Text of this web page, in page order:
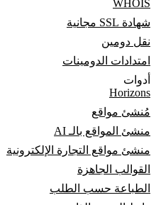
WHOIS
شهادة SSL مجانية
نقل دومين
امتدادات الدومينات
أدوات
Horizons
مُنشئ مواقع
منشئ المواقع بالـ AI
منشئ مواقع التجارة الإلكترونية
القوالب الجاهزة
الطباعة حسب الطلب